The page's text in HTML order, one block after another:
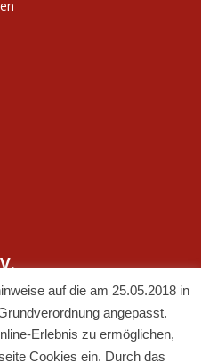
auf die am 25.05.2018 in
angepasst.
Erlebnis zu ermöglichen,
Cookies ein. Durch das